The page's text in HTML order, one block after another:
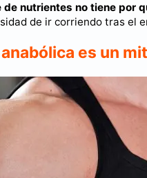
nutrientes no tiene por
de ir corriendo tras el
es un